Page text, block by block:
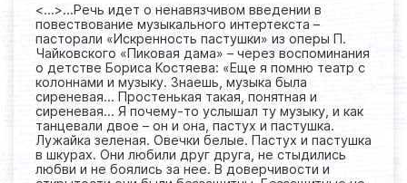
<...>...Речь идет о ненавязчивом введении в
повествование музыкального интертекста –
пасторали «Искренность пастушки» из оперы П.
Чайковского «Пиковая дама» – через воспоминания
о детстве Бориса Костяева: «Еще я помню театр с
колоннами и музыку. Знаешь, музыка была
сиреневая… Простенькая такая, понятная и
сиреневая… Я почему-то услышал ту музыку, и как
танцевали двое – он и она, пастух и пастушка.
Лужайка зеленая. Овечки белые. Пастух и пастушка
в шкурах. Они любили друг друга, не стыдились
любви и не боялись за нее. В доверчивости и